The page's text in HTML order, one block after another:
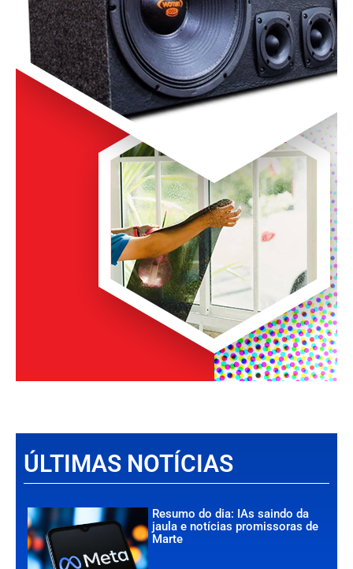
ÚLTIMAS NOTÍCIAS
Resumo do dia: IAs saindo da
jaula e notícias promissoras de
Marte